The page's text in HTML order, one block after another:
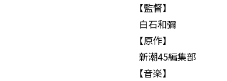
【監督】
白石和彌
【原作】
新潮45編集部
【音楽】